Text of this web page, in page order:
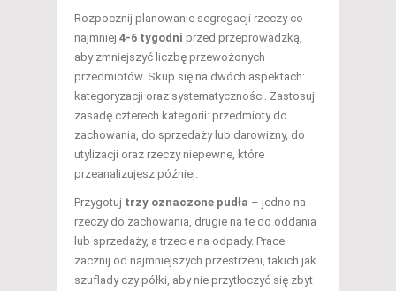
Rozpocznij planowanie segregacji rzeczy co
najmniej 4-6 tygodni przed przeprowadzką,
aby zmniejszyć liczbę przewożonych
przedmiotów. Skup się na dwóch aspektach:
kategoryzacji oraz systematyczności. Zastosuj
zasadę czterech kategorii: przedmioty do
zachowania, do sprzedaży lub darowizny, do
utylizacji oraz rzeczy niepewne, które
przeanalizujesz później.
Przygotuj trzy oznaczone pudła – jedno na
rzeczy do zachowania, drugie na te do oddania
lub sprzedaży, a trzecie na odpady. Prace
zacznij od najmniejszych przestrzeni, takich jak
szuflady czy półki, aby nie przytłoczyć się zbyt